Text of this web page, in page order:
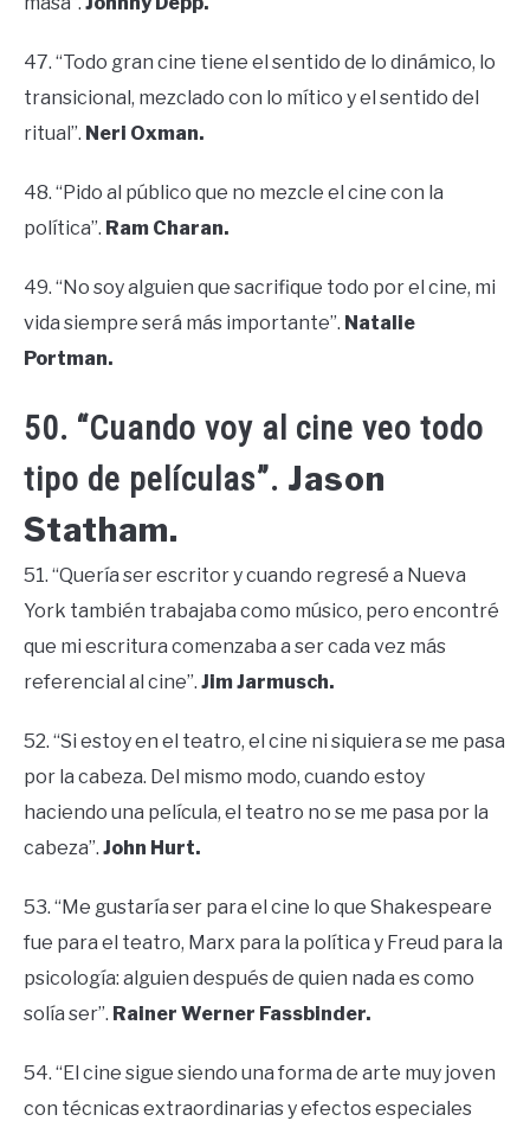
47. “Todo gran cine tiene el sentido de lo dinámico, lo
transicional, mezclado con lo mítico y el sentido del
ritual”. Neri Oxman.
48. “Pido al público que no mezcle el cine con la
política”. Ram Charan.
49. “No soy alguien que sacrifique todo por el cine, mi
vida siempre será más importante”. Natalie
Portman.
50. “Cuando voy al cine veo todo
tipo de películas”. Jason
Statham.
51. “Quería ser escritor y cuando regresé a Nueva
York también trabajaba como músico, pero encontré
que mi escritura comenzaba a ser cada vez más
referencial al cine”. Jim Jarmusch.
52. “Si estoy en el teatro, el cine ni siquiera se me pasa
por la cabeza. Del mismo modo, cuando estoy
haciendo una película, el teatro no se me pasa por la
cabeza”. John Hurt.
53. “Me gustaría ser para el cine lo que Shakespeare
fue para el teatro, Marx para la política y Freud para la
psicología: alguien después de quien nada es como
solía ser”. Rainer Werner Fassbinder.
54. “El cine sigue siendo una forma de arte muy joven
con técnicas extraordinarias y efectos especiales